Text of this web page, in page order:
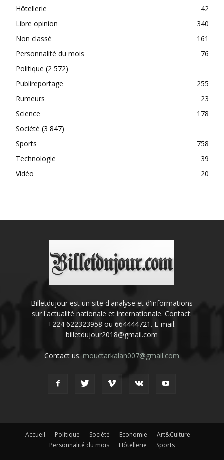
Hôtellerie
42
Libre opinion
340
Non classé
161
Personnalité du mois
76
Politique (2 572)
Publireportage
255
Rumeurs
23
Science
178
Société (3 847)
Sports
758
Technologie
39
Vidéo
20
Billetdujour est un site d'analyse et d'informations
sur l'actualité nationale et internationale. Contact:
+224 622323958 ou 664444721. E-mail:
billetdujour2018@gmail.com
Contact us: mouctarkalan007@gmail.com
Accueil Politique Société Economie
Art&Culture
Personnalité du mois
Hôtellerie Sports